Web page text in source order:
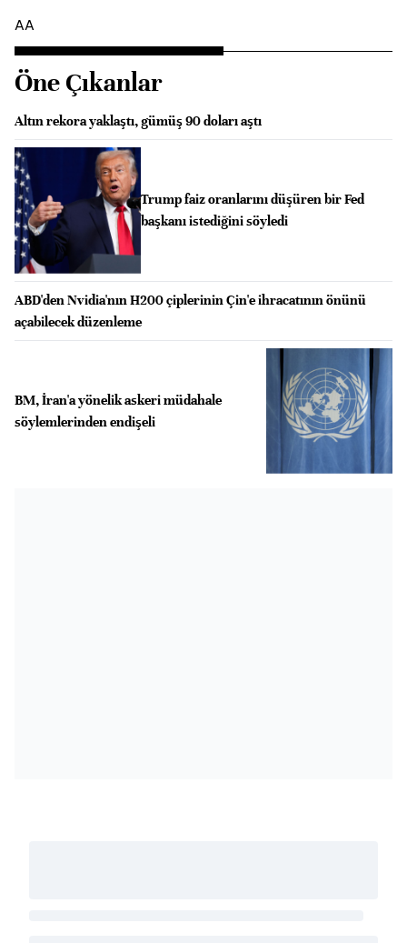
AA
Öne Çıkanlar
Altın rekora yaklaştı, gümüş 90 doları aştı
Trump faiz oranlarını düşüren bir Fed
başkanı istediğini söyledi
ABD'den Nvidia'nın H200 çiplerinin Çin'e ihracatının önünü
açabilecek düzenleme
BM, İran'a yönelik askeri müdahale
söylemlerinden endişeli